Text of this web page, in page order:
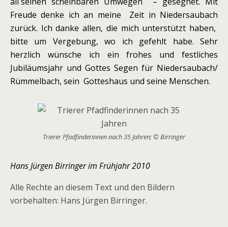
Freude denke ich an meine Zeit in Niedersaubach
zurück. Ich danke allen, die mich unterstützt haben,
bitte um Vergebung, wo ich gefehlt habe. Sehr
herzlich wünsche ich ein frohes und festliches
Jubiläumsjahr und Gottes Segen für Niedersaubach/
Rümmelbach, sein Gotteshaus und seine Menschen.
Trierer Pfadfinderinnen nach 35 Jahren; © Birringer
Hans Jürgen Birringer im Frühjahr 2010
Alle Rechte an diesem Text und den Bildern
vorbehalten: Hans Jürgen Birringer.